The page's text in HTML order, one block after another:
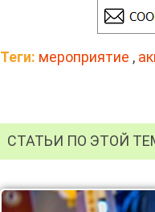
Теги: мероприятие ,
СТАТЬИ ПО ЭТОЙ